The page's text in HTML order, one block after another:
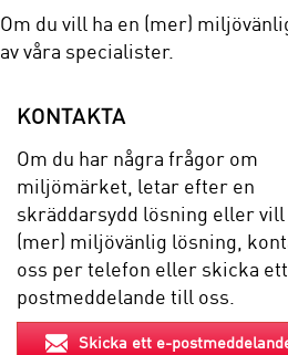
Om du vill ha en (mer)
av våra specialister.
KONTAKTA
Om du har några frågor om
miljömärket, letar efter en
skräddarsydd lösning eller vill
(mer) miljövänlig lösning,
oss per telefon eller skicka
postmeddelande till oss.
Skicka ett e-